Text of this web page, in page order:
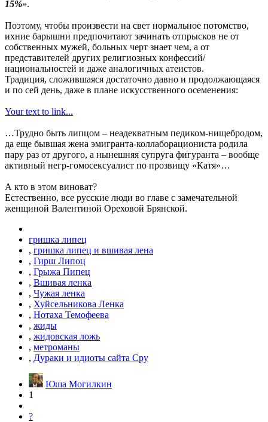
15%».
Поэтому, чтобы произвести на свет нормальное потомство,
ихние барышни предпочитают зачинать отпрысков не от
собственных мужей, больных черт знает чем, а от
представителей других религиозных конфессий/
национальностей и даже аналогичных атеистов.
Традиция, сложившаяся достаточно давно и продолжающаяся
и по сей день, даже в плане искусственного осеменения:
Your text to link...
…Трудно быть липцом – неадекватным педиком-нищебродом,
да еще бывшая жена эмигранта-коллаборациониста родила
пару раз от другого, а нынешняя супруга фигуранта – вообще
активный негр-гомосексуалист по прозвищу «Катя»…
А кто в этом виноват?
Естественно, все русские люди во главе с замечательной
женщиной Валентиной Ореховой Брянской.
гришка липец
, гришка липец и вшивая лена
, Гирш Липоц
, Грыжа Пипец
, Вшивая ленка
, Чужая ленка
, Хуйсельникова Ленка
, Нотаха Темофеева
, жиды
, жидовская ложь
, метроманы
, Дураки и идиоты сайта Сру
Юша Могилкин
1
?